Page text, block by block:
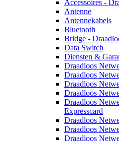
Accessoires -
Antenne
Antennekabels
Bluetooth
Bridge -
Data Switch
Diensten &
Draadloos
Draadloos
Draadloos
Draadloos
Draadloos
Expresscard
Draadloos
Draadloos
Draadloos